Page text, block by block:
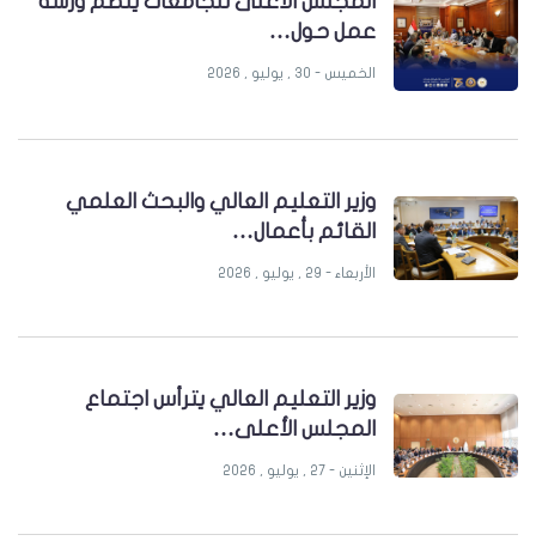
عمل حول…
الخميس - 30 , يوليو , 2026
وزير التعليم العالي والبحث العلمي
القائم بأعمال…
الأربعاء - 29 , يوليو , 2026
وزير التعليم العالي يترأس اجتماع
المجلس الأعلى…
الإثنين - 27 , يوليو , 2026